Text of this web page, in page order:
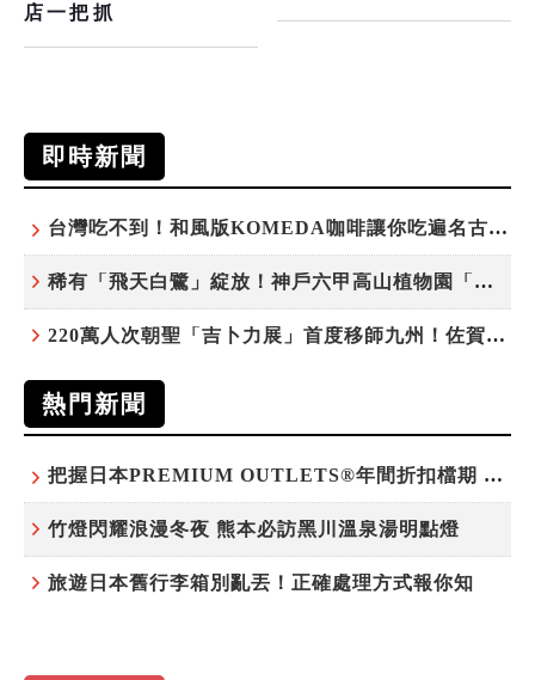
店一把抓
即時新聞
台灣吃不到！和風版KOMEDA咖啡讓你吃遍名古屋在地美食
稀有「飛天白鷺」綻放！神戶六甲高山植物園「鷺草」珍貴現身
220萬人次朝聖「吉卜力展」首度移師九州！佐賀站早鳥平日套票8/10搶先開賣
熱門新聞
把握日本PREMIUM OUTLETS®年間折扣檔期 越買越划算
竹燈閃耀浪漫冬夜 熊本必訪黑川溫泉湯明點燈
旅遊日本舊行李箱別亂丟！正確處理方式報你知